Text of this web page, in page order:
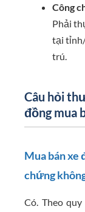
Công
Phải
tại
trú.
Câu hỏi
đồng mua
Mua bán xe
chứng
Có. Theo